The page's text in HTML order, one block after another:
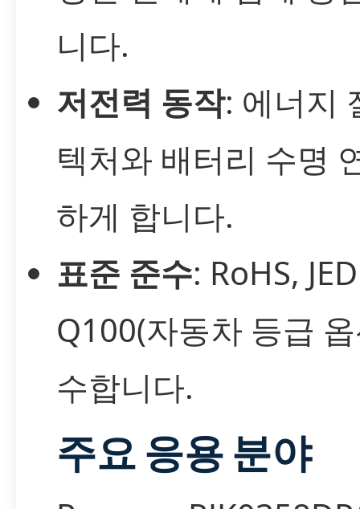
니다.
저전력 동작: 에너지
텍처와 배터리 수명
하게 합니다.
표준 준수: RoHS,
Q100(자동차 등급
수합니다.
주요 응용 분야